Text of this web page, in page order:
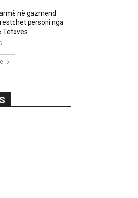
në gazmend
personi nga
Tetovës